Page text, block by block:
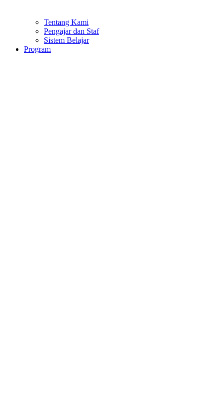
Tentang Kami
Pengajar dan Staf
Sistem Belajar
Program